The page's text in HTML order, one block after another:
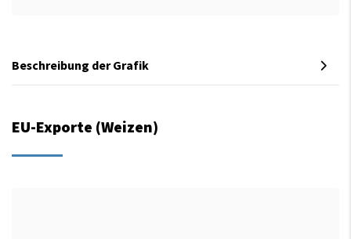
Beschreibung der Grafik
EU-Exporte (Weizen)